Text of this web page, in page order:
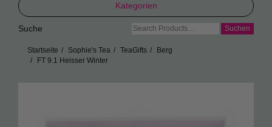
Kategorien
TeaGifts
Teedosen
Suche
Suche
Startseite
Sophie's Tea TeaGifts
Berg
FT 9.1 Heisser Winter